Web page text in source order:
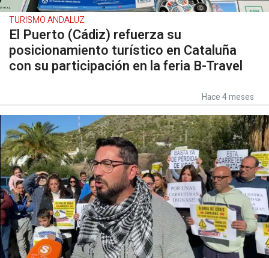
TURISMO ANDALUZ
El Puerto (Cádiz) refuerza su
posicionamiento turístico en Cataluña
con su participación en la feria B-Travel
Hace 4 meses